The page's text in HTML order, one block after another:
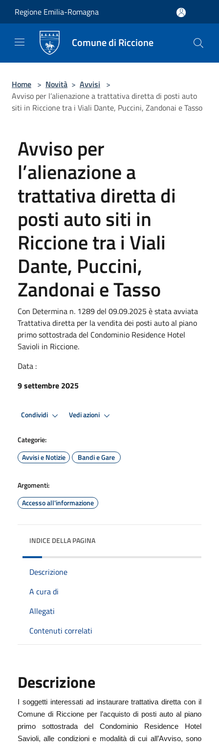
Regione Emilia-Romagna
Comune di Riccione
Home > Novità > Avvisi >
Avviso per l’alienazione a trattativa diretta di posti auto
siti in Riccione tra i Viali Dante, Puccini, Zandonai e Tasso
Avviso per
l’alienazione a
trattativa diretta di
posti auto siti in
Riccione tra i Viali
Dante, Puccini,
Zandonai e Tasso
Con Determina n. 1289 del 09.09.2025 è stata avviata
Trattativa diretta per la vendita dei posti auto al piano
primo sottostrada del Condominio Residence Hotel
Savioli in Riccione.
Data :
9 settembre 2025
Condividi Vedi azioni
Categorie:
Avvisi e Notizie
Bandi e Gare
Argomenti:
Accesso all'informazione
INDICE DELLA PAGINA
Descrizione
A cura di
Allegati
Contenuti correlati
Descrizione
I soggetti interessati ad instaurare trattativa diretta con il
Comune di Riccione per l’acquisto di posti auto al piano
primo sottostrada del Condominio Residence Hotel
Savioli, alle condizioni e modalità di cui all’Avviso, sono